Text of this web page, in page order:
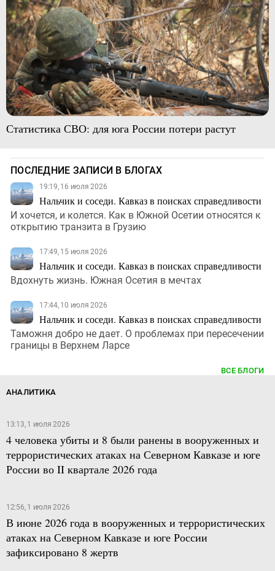
Статистика СВО: для юга России потери растут
ПОСЛЕДНИЕ ЗАПИСИ В БЛОГАХ
19:19, 16 июля 2026
Нальчик и соседи. Кавказ в поисках справедливости
И хочется, и колется. Как в Южной Осетии относятся к
открытию транзита в Грузию
17:49, 15 июля 2026
Нальчик и соседи. Кавказ в поисках справедливости
Вдохнуть жизнь. Южная Осетия в мечтах
17:44, 10 июля 2026
Нальчик и соседи. Кавказ в поисках справедливости
Таможня добро не дает. О проблемах при пересечении
границы в Верхнем Ларсе
ВСЕ БЛОГИ
АНАЛИТИКА
13:13, 1 июля 2026
4 человека убиты и 8 были ранены в вооруженных и
террористических атаках на Северном Кавказе и юге
России во II квартале 2026 года
12:56, 1 июля 2026
В июне 2026 года в вооруженных и террористических
атаках на Северном Кавказе и юге России
зафиксировано 8 жертв